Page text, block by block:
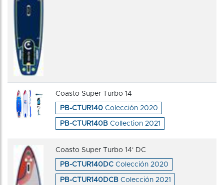
Coasto Super Turbo 14
PB-CTUR140 Colección 2020
PB-CTUR140B Collection 2021
Coasto Super Turbo 14' DC
PB-CTUR140DC Colección 2020
PB-CTUR140DCB Colección 2021